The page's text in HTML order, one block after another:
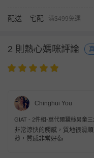
配送 宅配 滿$499免運
2 則熱心媽咪評論
Chinghui You
GIAT - 2件組-莫代爾蠶絲男童三
車車探險款-顏色隨機2件
非常涼快的觸感，質地很滑
薄，質感非常好👍